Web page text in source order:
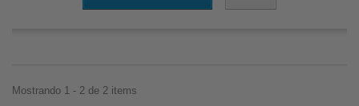
Mostrando 1 - 2 de 2 items